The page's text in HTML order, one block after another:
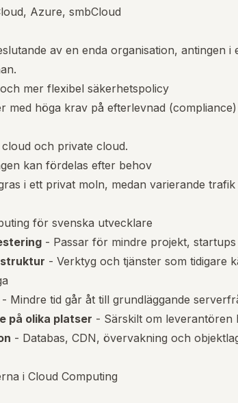
Azure, smbCloud
av en enda organisation, antingen i
mer flexibel säkerhetspolicy
med höga krav på efterlevnad
och private cloud.
kan fördelas efter behov
i ett privat moln, medan varierande
för svenska utvecklare
- Passar för mindre projekt,
- Verktyg och tjänster som tidigare
- Mindre tid går åt till grundläggande
på olika platser - Särskilt om leverantören
- Databas, CDN, övervakning och
i Cloud Computing